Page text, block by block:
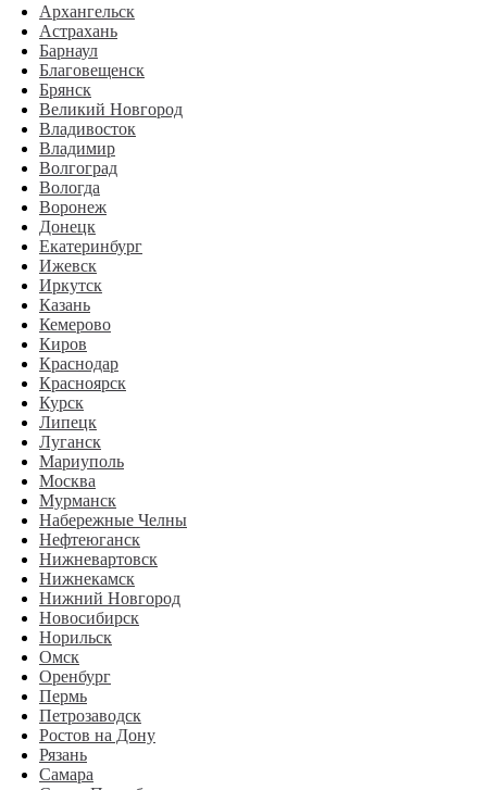
Архангельск
Астрахань
Барнаул
Благовещенск
Брянск
Великий Новгород
Владивосток
Владимир
Волгоград
Вологда
Воронеж
Донецк
Екатеринбург
Ижевск
Иркутск
Казань
Кемерово
Киров
Краснодар
Красноярск
Курск
Липецк
Луганск
Мариуполь
Москва
Мурманск
Набережные Челны
Нефтеюганск
Нижневартовск
Нижнекамск
Нижний Новгород
Новосибирск
Норильск
Омск
Оренбург
Пермь
Петрозаводск
Ростов на Дону
Рязань
Самара